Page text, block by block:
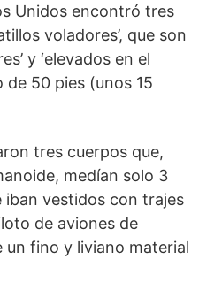
Unidos encontró tres
voladores’, que son
y ‘elevados en el
de 50 pies (unos 15
tres cuerpos que,
medían solo 3
iban vestidos con trajes
de aviones de
un fino y liviano material